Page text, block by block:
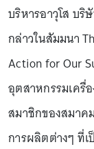
บริหารอาวุโส บ
กล่าวในสัมมนา
Action for Our
อุตสาหกรรมเครื่
สมาชิกของสมาค
การผลิตต่างๆ ที่